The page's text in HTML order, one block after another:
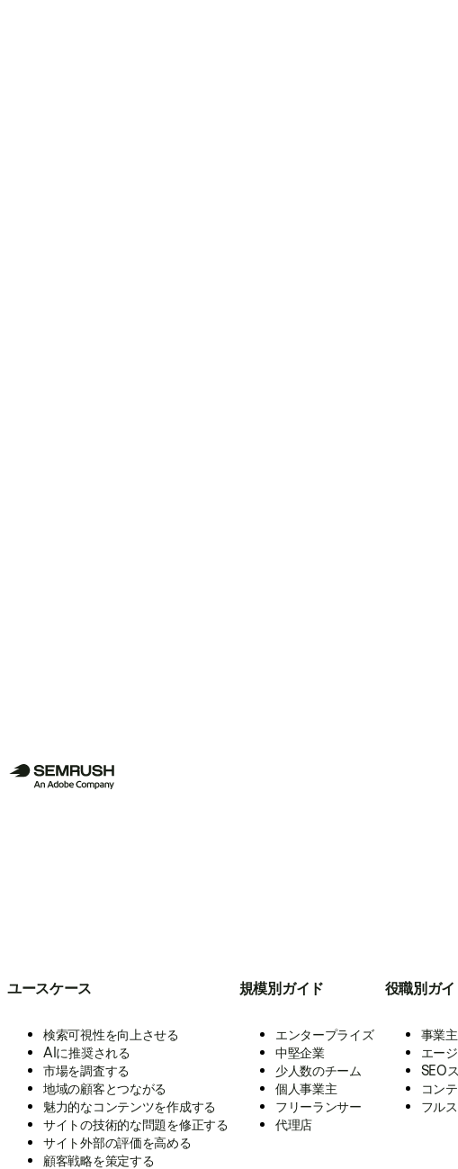
ユースケース
検索可視性を向上させる
AIに推奨される
市場を調査する
地域の顧客とつながる
魅力的なコンテンツを作成する
サイトの技術的な問題を修正する
サイト外部の評価を高める
顧客戦略を策定する
規模別ガイド
エンタープライズ
中堅企業
少人数のチーム
個人事業主
フリーランサー
代理店
役職別ガイ
事業主
エー
SEO
コン
フル